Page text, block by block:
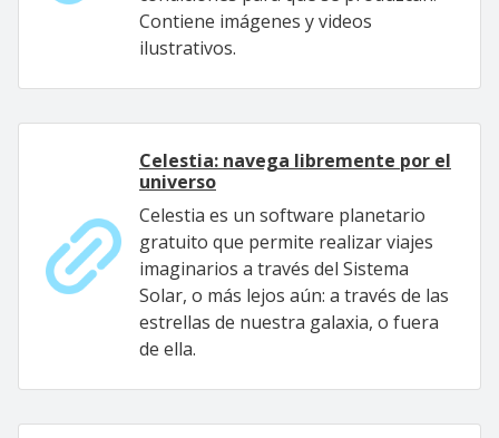
Contiene imágenes y videos
ilustrativos.
Celestia: navega libremente por el
universo
Celestia es un software planetario
gratuito que permite realizar viajes
imaginarios a través del Sistema
Solar, o más lejos aún: a través de las
estrellas de nuestra galaxia, o fuera
de ella.